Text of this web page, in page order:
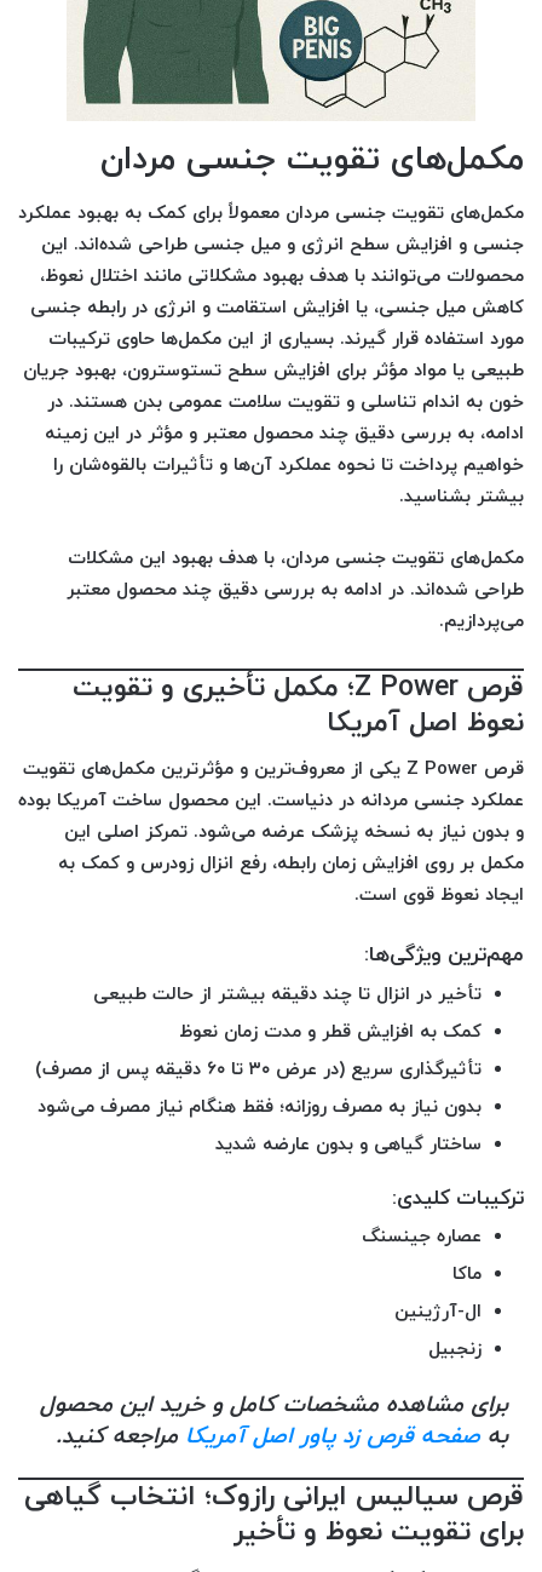
مکمل‌های تقویت جنسی مردان
مکمل‌های تقویت جنسی مردان معمولاً برای کمک به بهبود عملکرد
جنسی و افزایش سطح انرژی و میل جنسی طراحی شده‌اند. این
محصولات می‌توانند با هدف بهبود مشکلاتی مانند اختلال نعوظ،
کاهش میل جنسی، یا افزایش استقامت و انرژی در رابطه جنسی
مورد استفاده قرار گیرند. بسیاری از این مکمل‌ها حاوی ترکیبات
طبیعی یا مواد مؤثر برای افزایش سطح تستوسترون، بهبود جریان
خون به اندام تناسلی و تقویت سلامت عمومی بدن هستند. در
ادامه، به بررسی دقیق چند محصول معتبر و مؤثر در این زمینه
خواهیم پرداخت تا نحوه عملکرد آن‌ها و تأثیرات بالقوه‌شان را
بیشتر بشناسید.
مکمل‌های تقویت جنسی مردان، با هدف بهبود این مشکلات
طراحی شده‌اند. در ادامه به بررسی دقیق چند محصول معتبر
می‌پردازیم.
قرص Z Power؛ مکمل تأخیری و تقویت
نعوظ اصل آمریکا
قرص Z Power یکی از معروف‌ترین و مؤثرترین مکمل‌های تقویت
عملکرد جنسی مردانه در دنیاست. این محصول ساخت آمریکا بوده
و بدون نیاز به نسخه پزشک عرضه می‌شود. تمرکز اصلی این
مکمل بر روی افزایش زمان رابطه، رفع انزال زودرس و کمک به
ایجاد نعوظ قوی است.
مهم‌ترین ویژگی‌ها:
تأخیر در انزال تا چند دقیقه بیشتر از حالت طبیعی
کمک به افزایش قطر و مدت زمان نعوظ
تأثیرگذاری سریع (در عرض ۳۰ تا ۶۰ دقیقه پس از مصرف)
بدون نیاز به مصرف روزانه؛ فقط هنگام نیاز مصرف می‌شود
ساختار گیاهی و بدون عارضه شدید
ترکیبات کلیدی:
عصاره جینسنگ
ماکا
ال-آرژینین
زنجبیل
برای مشاهده مشخصات کامل و خرید این محصول
به صفحه قرص زد پاور اصل آمریکا مراجعه کنید.
قرص سیالیس ایرانی رازوک؛ انتخاب گیاهی
برای تقویت نعوظ و تأخیر